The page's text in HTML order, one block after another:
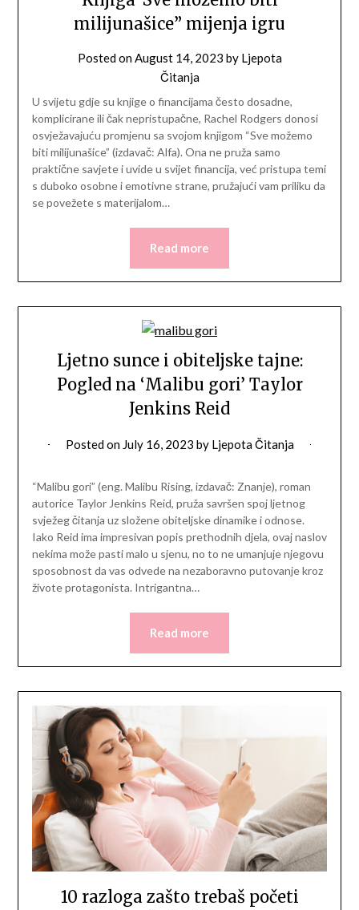
milijunašice” mijenja igru
Posted onAugust 14, 2023 by Ljepota
Čitanja
U svijetu gdje su knjige o financijama često dosadne,
komplicirane ili čak nepristupačne, Rachel Rodgers donosi
osvježavajuću promjenu sa svojom knjigom “Sve možemo
biti milijunašice” (izdavač: Alfa). Ona ne pruža samo
praktične savjete i uvide u svijet financija, već pristupa temi
s duboko osobne i emotivne strane, pružajući vam priliku da
se povežete s materijalom…
Read more
Ljetno sunce i obiteljske tajne:
Pogled na ‘Malibu gori’ Taylor
Jenkins Reid
Posted on July 16, 2023 by Ljepota Čitanja
“Malibu gori” (eng. Malibu Rising, izdavač: Znanje), roman
autorice Taylor Jenkins Reid, pruža savršen spoj ljetnog
svježeg čitanja uz složene obiteljske dinamike i odnose.
Iako Reid ima impresivan popis prethodnih djela, ovaj naslov
nekima može pasti malo u sjenu, no to ne umanjuje njegovu
sposobnost da vas odvede na nezaboravno putovanje kroz
živote protagonista. Intrigantna…
Read more
10 razloga zašto trebaš početi